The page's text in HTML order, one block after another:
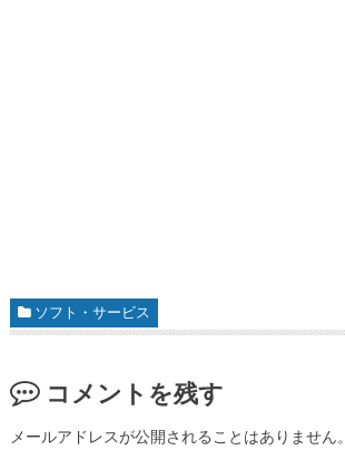
ソフト・サービス
コメントを残す
メールアドレスが公開されることはありません。